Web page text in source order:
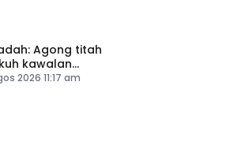
Agong titah
kawalan
terbang, pintu
2026 11:17 am